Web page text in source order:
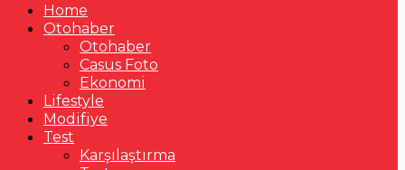
Home
Otohaber
Otohaber
Casus Foto
Ekonomi
Lifestyle
Modifiye
Test
Karşılaştırma